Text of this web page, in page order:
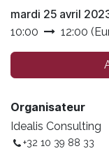
mardi 25 avril
10:00 12:00 (
Organisateur
Idealis Consulting
+32 10 39 88 33